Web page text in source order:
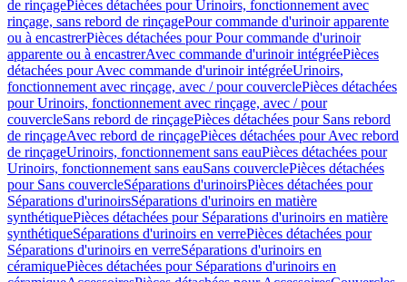
de rinçagePièces détachées pour Urinoirs, fonctionnement avec
rinçage, sans rebord de rinçagePour commande d'urinoir apparente
ou à encastrerPièces détachées pour Pour commande d'urinoir
apparente ou à encastrerAvec commande d'urinoir intégréePièces
détachées pour Avec commande d'urinoir intégréeUrinoirs,
fonctionnement avec rinçage, avec / pour couverclePièces détachées
pour Urinoirs, fonctionnement avec rinçage, avec / pour
couvercleSans rebord de rinçagePièces détachées pour Sans rebord
de rinçageAvec rebord de rinçagePièces détachées pour Avec rebord
de rinçageUrinoirs, fonctionnement sans eauPièces détachées pour
Urinoirs, fonctionnement sans eauSans couverclePièces détachées
pour Sans couvercleSéparations d'urinoirsPièces détachées pour
Séparations d'urinoirsSéparations d'urinoirs en matière
synthétiquePièces détachées pour Séparations d'urinoirs en matière
synthétiqueSéparations d'urinoirs en verrePièces détachées pour
Séparations d'urinoirs en verreSéparations d'urinoirs en
céramiquePièces détachées pour Séparations d'urinoirs en